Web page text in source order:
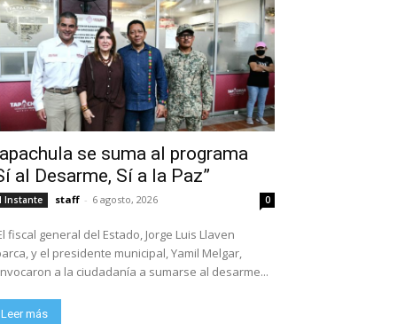
se suma al programa
al Desarme, Sí a la Paz”
Instante staff - 6 agosto, 2026 0
fiscal general del Estado, Jorge Luis Llaven
y el presidente municipal, Yamil Melgar,
a la ciudadanía a sumarse al desarme...
Leer más